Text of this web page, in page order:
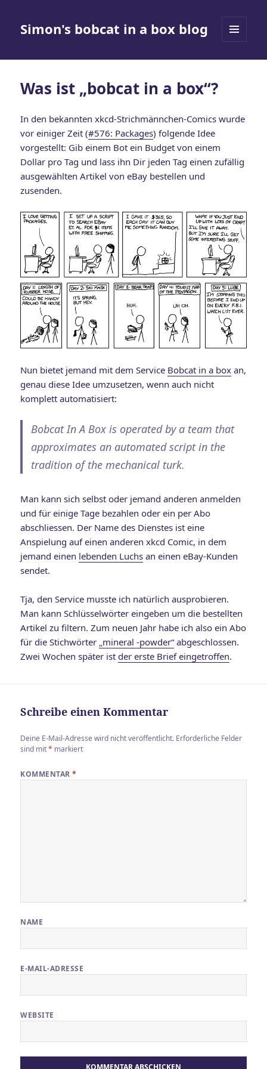
Simon's bobcat in a box blog
Was ist „bobcat in a box“?
In den bekannten xkcd-Strichmännchen-Comics wurde
vor einiger Zeit (#576: Packages) folgende Idee
vorgestellt: Gib einem Bot ein Budget von einem
Dollar pro Tag und lass ihn Dir jeden Tag einen zufällig
ausgewählten Artikel von eBay bestellen und
zusenden.
Nun bietet jemand mit dem Service Bobcat in a box an,
genau diese Idee umzusetzen, wenn auch nicht
komplett automatisiert:
Bobcat In A Box is operated by a team that
approximates an automated script in the
tradition of the mechanical turk.
Man kann sich selbst oder jemand anderen anmelden
und für einige Tage bezahlen oder ein per Abo
abschliessen. Der Name des Dienstes ist eine
Anspielung auf einen anderen xkcd Comic, in dem
jemand einen lebenden Luchs an einen eBay-Kunden
sendet.
Tja, den Service musste ich natürlich ausprobieren.
Man kann Schlüsselwörter eingeben um die bestellten
Artikel zu filtern. Zum neuen Jahr habe ich also ein Abo
für die Stichwörter „mineral -powder“ abgeschlossen.
Zwei Wochen später istder erste Brief eingetroffen.
Schreibe einen Kommentar
Deine E-Mail-Adresse wird nicht veröffentlicht. Erforderliche Felder
sind mit* markiert
KOMMENTAR*
NAME
E-MAIL-ADRESSE
WEBSITE